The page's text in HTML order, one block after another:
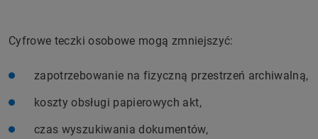
Cyfrowe teczki osobowe mogą zmniejszyć:
zapotrzebowanie na fizyczną przestrzeń archiwalną,
koszty obsługi papierowych akt,
czas wyszukiwania dokumentów,